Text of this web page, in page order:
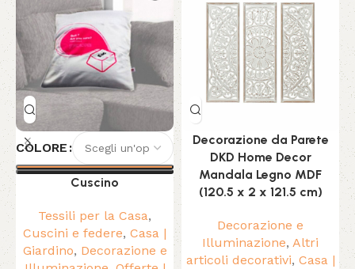
COLORE
Cuscino
Tessili per la Casa,
Cuscini e federe, Casa |
Giardino, Decorazione e
Decorazione da Parete
DKD Home Decor
Mandala Legno MDF
(120.5 x 2 x 121.5 cm)
Decorazione e
Illuminazione, Altri
articoli decorativi, Casa |